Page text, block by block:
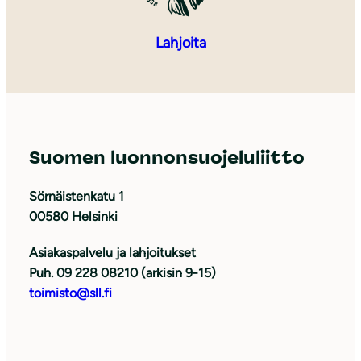
Lahjoita
Suomen luonnonsuojeluliitto
Sörnäistenkatu 1
00580 Helsinki
Asiakaspalvelu ja lahjoitukset
Puh. 09 228 08210 (arkisin 9-15)
toimisto@sll.fi